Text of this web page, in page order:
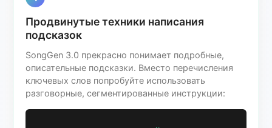
Продвинутые техники написания
подсказок
SongGen 3.0 прекрасно понимает подробные,
описательные подсказки. Вместо перечисления
ключевых слов попробуйте использовать
разговорные, сегментированные инструкции: